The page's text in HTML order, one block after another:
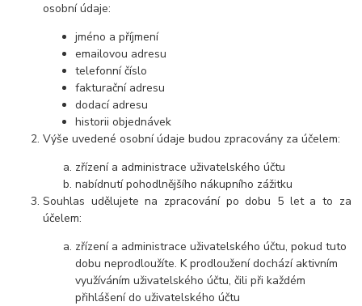
osobní údaje:
jméno a příjmení
emailovou adresu
telefonní číslo
fakturační adresu
dodací adresu
historii objednávek
Výše uvedené osobní údaje budou zpracovány za účelem:
zřízení a administrace uživatelského účtu
nabídnutí pohodlnějšího nákupního zážitku
Souhlas udělujete na zpracování po dobu 5 let a to za
účelem:
zřízení a administrace uživatelského účtu, pokud tuto
dobu neprodloužíte. K prodloužení dochází aktivním
využíváním uživatelského účtu, čili při každém
přihlášení do uživatelského účtu